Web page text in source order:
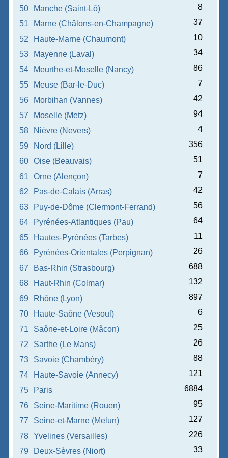
50
Manche (Saint-Lô)
8
51
Marne (Châlons-en-Champagne)
37
52
Haute-Marne (Chaumont)
10
53
Mayenne (Laval)
34
54
Meurthe-et-Moselle (Nancy)
86
55
Meuse (Bar-le-Duc)
7
56
Morbihan (Vannes)
42
57
Moselle (Metz)
94
58
Nièvre (Nevers)
4
59
Nord (Lille)
356
60
Oise (Beauvais)
51
61
Orne (Alençon)
7
62
Pas-de-Calais (Arras)
42
63
Puy-de-Dôme (Clermont-Ferrand)
56
64
Pyrénées-Atlantiques (Pau)
64
65
Hautes-Pyrénées (Tarbes)
11
66
Pyrénées-Orientales (Perpignan)
26
67
Bas-Rhin (Strasbourg)
688
68
Haut-Rhin (Colmar)
132
69
Rhône (Lyon)
897
70
Haute-Saône (Vesoul)
6
71
Saône-et-Loire (Mâcon)
25
72
Sarthe (Le Mans)
26
73
Savoie (Chambéry)
88
74
Haute-Savoie (Annecy)
121
75
Paris
6884
76
Seine-Maritime (Rouen)
95
77
Seine-et-Marne (Melun)
127
78
Yvelines (Versailles)
226
79
Deux-Sèvres (Niort)
33